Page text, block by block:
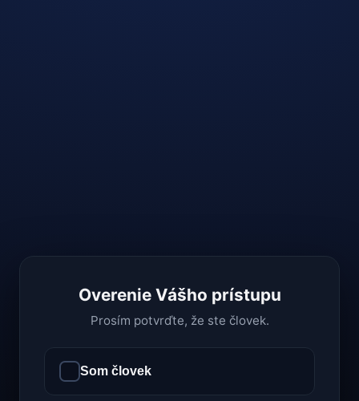
Overenie Vášho prístupu
Prosím potvrďte, že ste človek.
Som človek